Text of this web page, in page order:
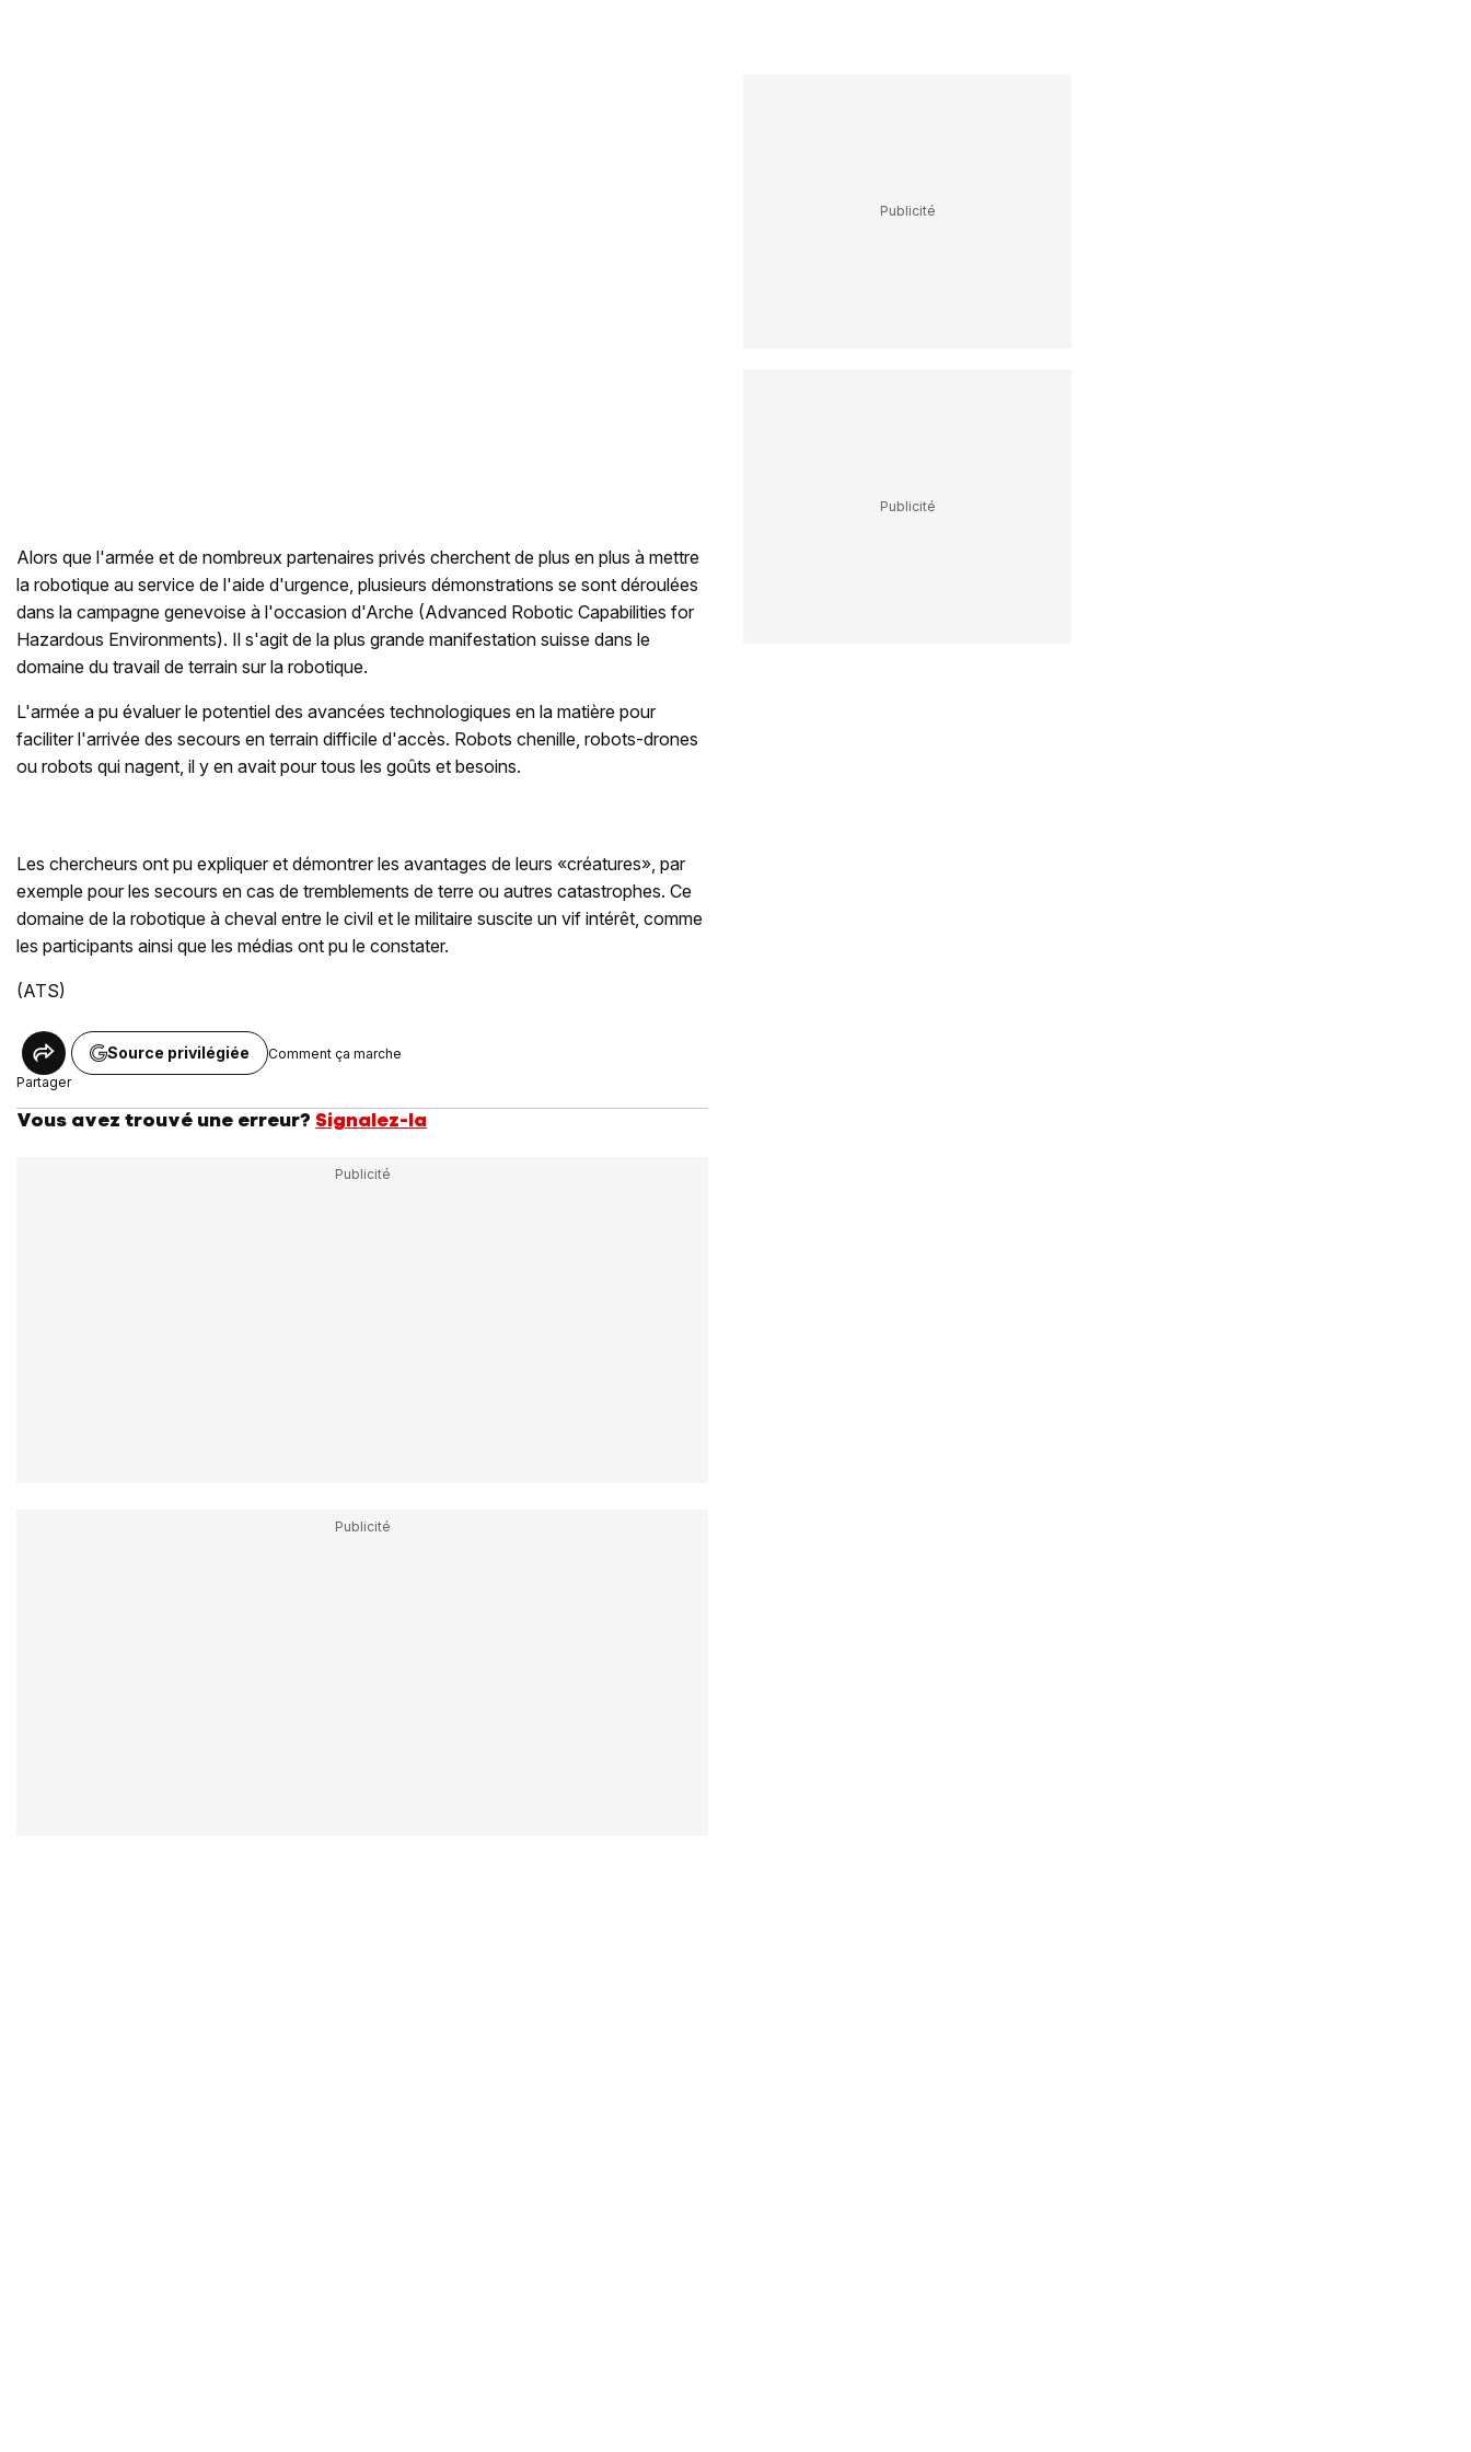
Alors que l'armée et de nombreux partenaires privés cherchent de plus en plus à mettre
la robotique au service de l'aide d'urgence, plusieurs démonstrations se sont déroulées
dans la campagne genevoise à l'occasion d'Arche (Advanced Robotic Capabilities for
Hazardous Environments). Il s'agit de la plus grande manifestation suisse dans le
domaine du travail de terrain sur la robotique.
L'armée a pu évaluer le potentiel des avancées technologiques en la matière pour
faciliter l'arrivée des secours en terrain difficile d'accès. Robots chenille, robots-drones
ou robots qui nagent, il y en avait pour tous les goûts et besoins.
Les chercheurs ont pu expliquer et démontrer les avantages de leurs «créatures», par
exemple pour les secours en cas de tremblements de terre ou autres catastrophes. Ce
domaine de la robotique à cheval entre le civil et le militaire suscite un vif intérêt, comme
les participants ainsi que les médias ont pu le constater.
(ATS)
Partager
Source privilégiée Comment ça marche
Vous avez trouvé une erreur? Signalez-la